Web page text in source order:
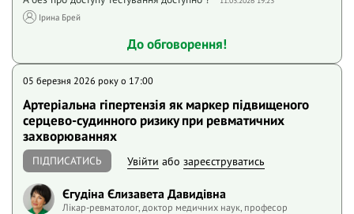
Ірина Брей
До обговорення!
05 березня 2026 року o 17:00
Артеріальна гіпертензія як маркер підвищеного
серцево-судинного ризику при ревматичних
захворюваннях
ПІДПИСАТИСЬ Увійти або зареєструватись
Єгудіна Єлизавета Давидівна
Лікар-ревматолог, доктор медичних наук, професор